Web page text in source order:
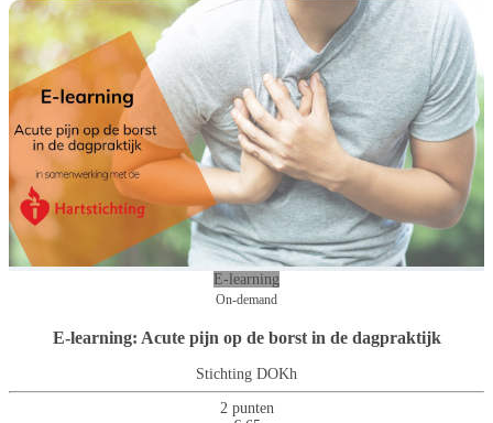
E-learning
On-demand
E-learning: Acute pijn op de borst in de dagpraktijk
Stichting DOKh
2 punten